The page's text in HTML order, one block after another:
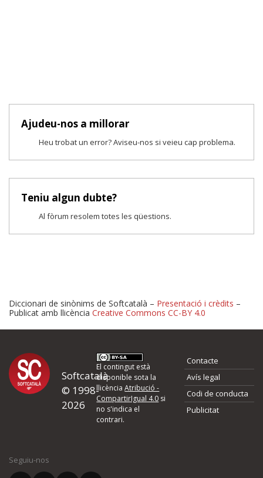
Ajudeu-nos a millorar
Heu trobat un error? Aviseu-nos si veieu cap problema.
Teniu algun dubte?
Al fòrum resolem totes les qüestions.
Proposeu-nos millores o
d'errors
Si heu trobat un error o voleu proposar alguna millora, ompliu els
quina és la millora que proposeu o l'error del qual voleu informar-
Diccionari de sinònims de Softcatalà – Presentació i crèdits –
Publicat amb llicència Creative Commons CC-BY 4.0
Softcatalà
© 1998-
2026
El contingut està
disponible sota la
llicènciaAtribució -
CompartirIgual 4.0 si
no s'indica el
contrari.
Contacte
Avís legal
Codi de conducta
Publicitat
Seguiu-nos